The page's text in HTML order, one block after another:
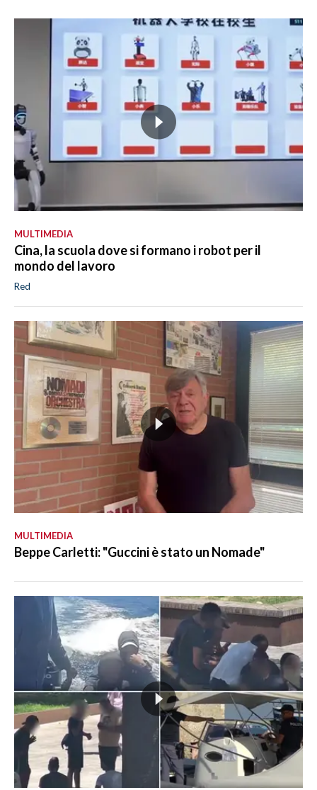
MULTIMEDIA
Cina, la scuola dove si formano i robot per il
mondo del lavoro
Red
MULTIMEDIA
Beppe Carletti: "Guccini è stato un Nomade"